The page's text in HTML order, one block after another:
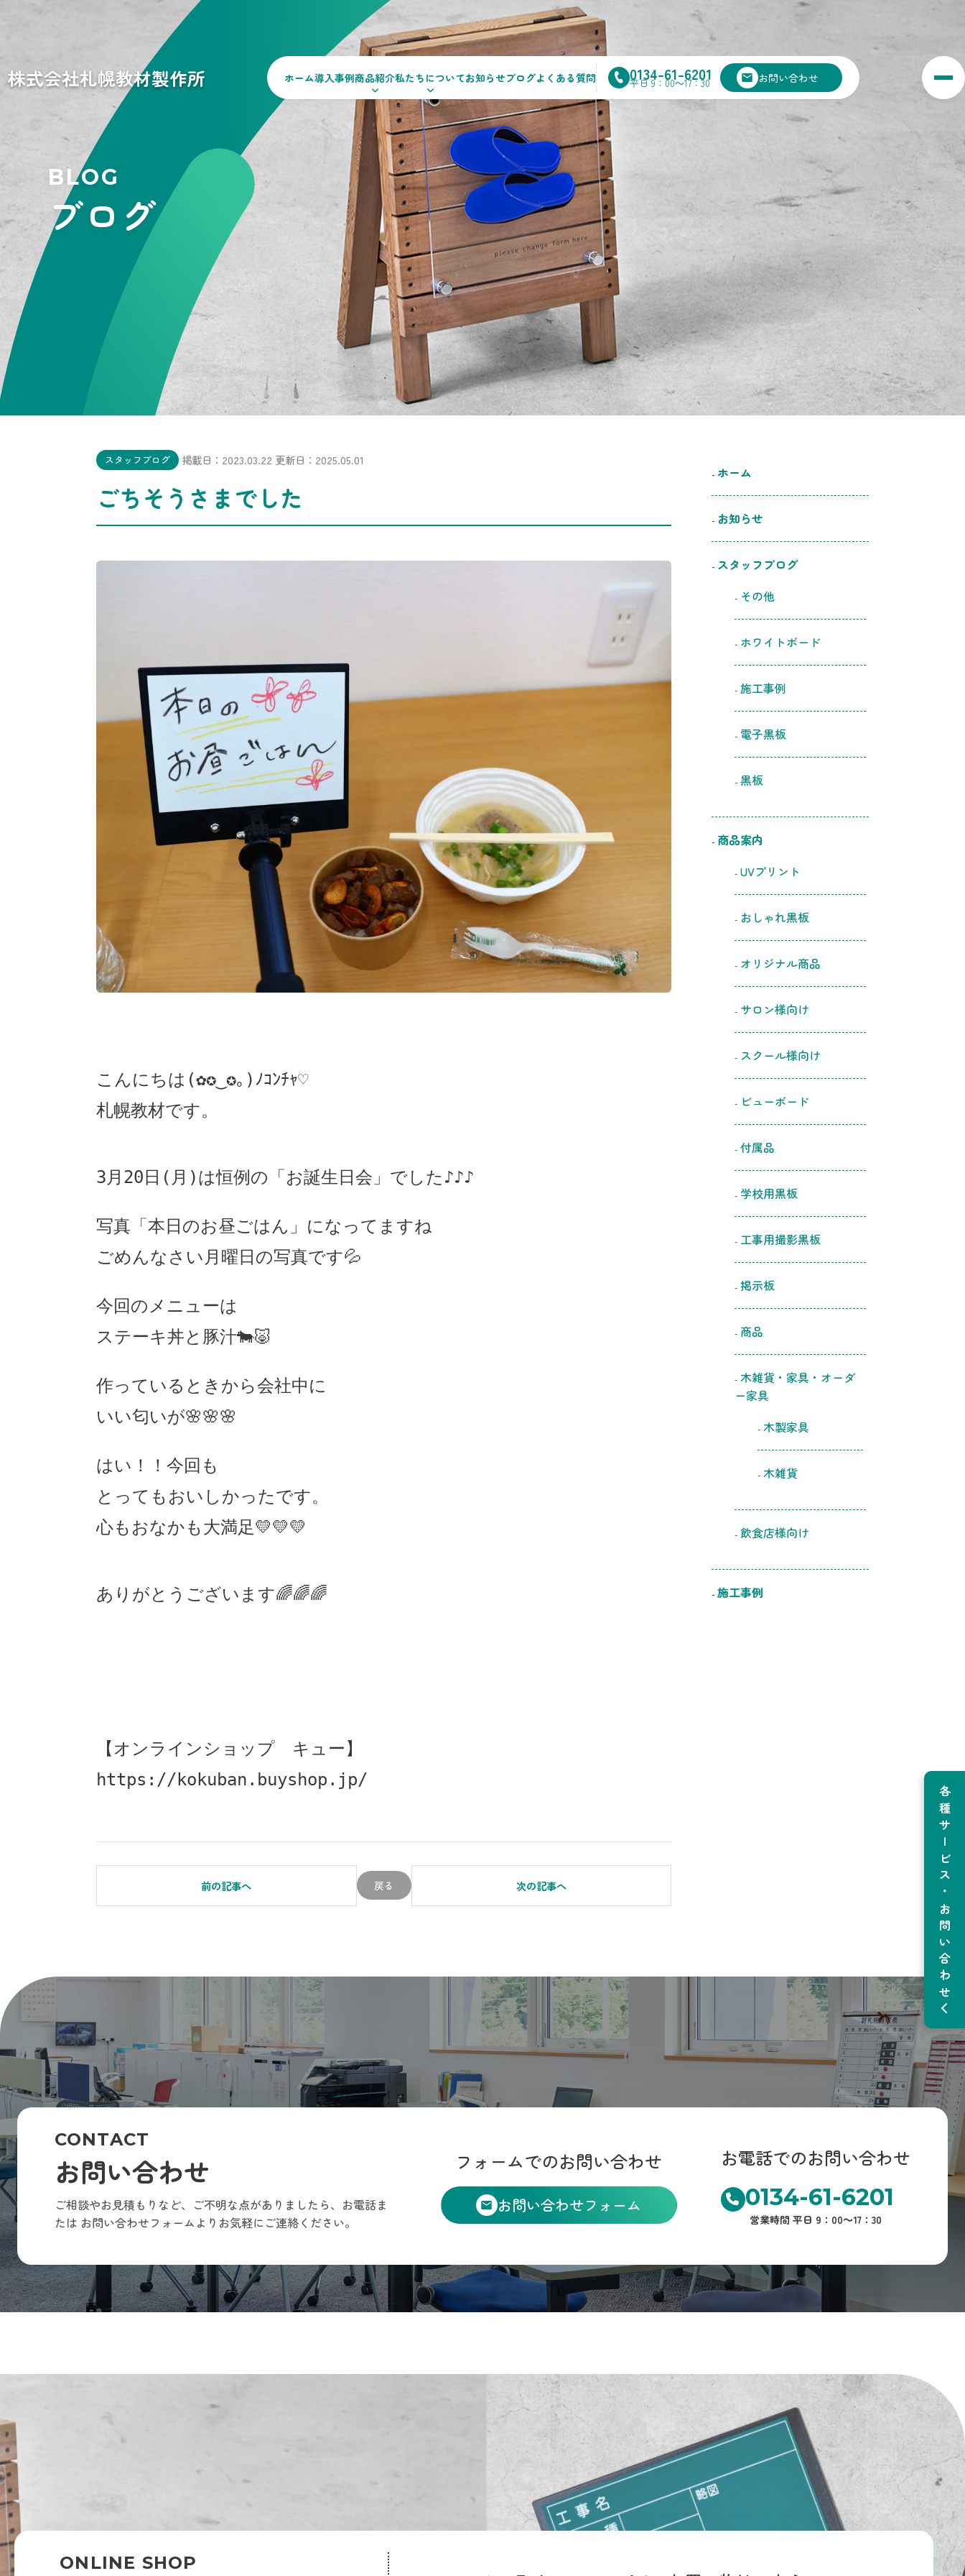
株式会社札幌教材製作所 ホーム導入事例商品紹介私たちについてお知らせブログよくある質問 0134-61-6201
平日 9：00～17：30 お問い合わせ
BLOG
ブログ
スタッフブログ 掲載日：2023.03.22 更新日：2025.05.01
ごちそうさまでした
こんにちは(✿✪‿✪｡)ﾉｺﾝﾁｬ♡
札幌教材です。
3月20日(月)は恒例の「お誕生日会」でした♪♪♪
写真「本日のお昼ごはん」になってますね
ごめんなさい月曜日の写真です💦
今回のメニューは
ステーキ丼と豚汁🐄🐷
作っているときから会社中に
いい匂いが🌸🌸🌸
はい！！今回も
とってもおいしかったです。
心もおなかも大満足💛💛💛
ありがとうございます🌈🌈🌈
【オンラインショップ　キュー】
https://kokuban.buyshop.jp/
前の記事へ 戻る 次の記事へ
ホーム
お知らせ
スタッフブログ
その他
ホワイトボード
施工事例
電子黒板
黒板
商品案内
UVプリント
おしゃれ黒板
オリジナル商品
サロン様向け
スクール様向け
ビューボード
付属品
学校用黒板
工事用撮影黒板
掲示板
商品
木雑貨・家具・オーダ
ー家具
木製家具
木雑貨
飲食店様向け
施工事例
CONTACT
お問い合わせ
ご相談やお見積もりなど、ご不明な点がありましたら、お電話ま
たは お問い合わせフォームよりお気軽にご連絡ください。
フォームでのお問い合わせ
お問い合わせフォーム
お電話でのお問い合わせ
0134-61-6201
営業時間 平日 9：00～17：30
ONLINE SHOP
各種サービス・お問い合わせ